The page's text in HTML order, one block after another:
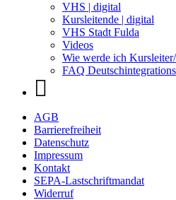
VHS | digital
Kursleitende | digital
VHS Stadt Fulda
Videos
Wie werde ich
FAQ
AGB
Barrierefreiheit
Datenschutz
Impressum
Kontakt
SEPA-Lastschriftmandat
Widerruf